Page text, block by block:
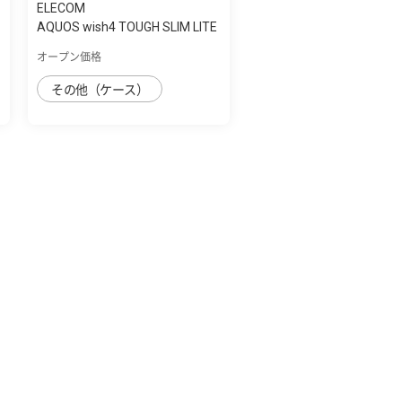
ELECOM
AQUOS wish4 TOUGH SLIM LITE
オープン価格
その他（ケース）